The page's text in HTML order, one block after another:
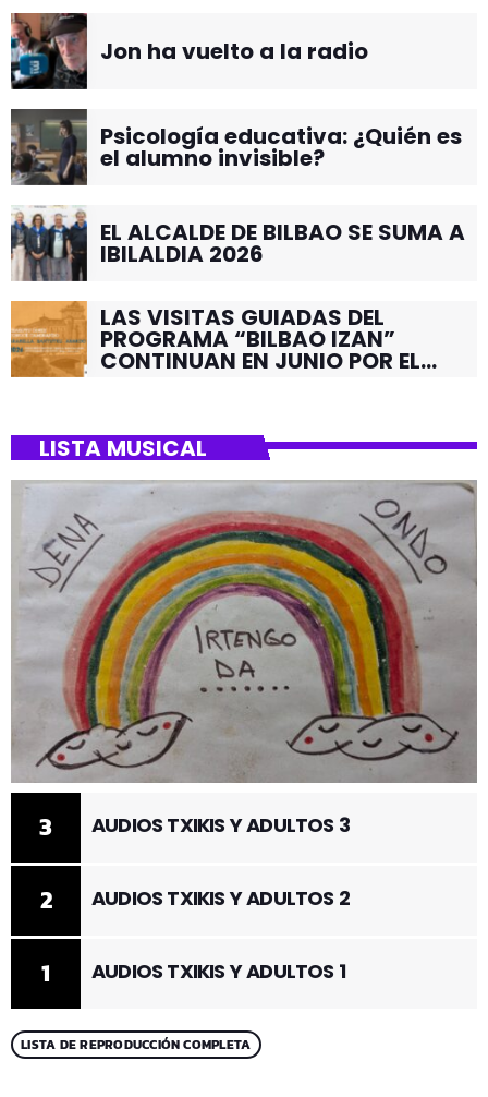
Jon ha vuelto a la radio
Psicología educativa: ¿Quién es
el alumno invisible?
EL ALCALDE DE BILBAO SE SUMA A
IBILALDIA 2026
LAS VISITAS GUIADAS DEL
PROGRAMA “BILBAO IZAN”
CONTINUAN EN JUNIO POR EL
LISTA MUSICAL
1 AUDIOS TXIKIS Y ADULTOS 1
2 AUDIOS TXIKIS Y ADULTOS 2
3 AUDIOS TXIKIS Y ADULTOS 3
LISTA DE REPRODUCCIÓN COMPLETA